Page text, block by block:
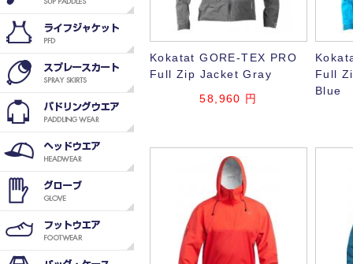
Kokatat GORE-TEX PRO
Full Zip Jacket Gray
58,960 円
Full
Blue